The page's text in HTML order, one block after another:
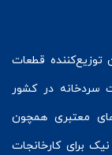
توزیع‌کننده قطعات
سردخانه در کشور
معتبری همچون
برای کارخانجات